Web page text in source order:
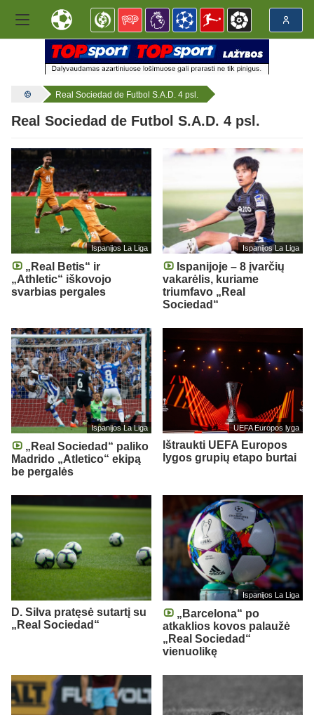
Real Sociedad de Futbol S.A.D. 4 psl.
Real Sociedad de Futbol S.A.D. 4 psl.
Ispanijos La Liga
„Real Betis“ ir
„Athletic“ iškovojo
svarbias pergales
Ispanijos La Liga
Ispanijoje – 8 įvarčių
vakarėlis, kuriame
triumfavo „Real
Sociedad“
Ispanijos La Liga
„Real Sociedad“ paliko
Madrido „Atletico“ ekipą
be pergalės
UEFA Europos lyga
Ištraukti UEFA Europos
lygos grupių etapo burtai
D. Silva pratęsė sutartį su
„Real Sociedad“
Ispanijos La Liga
„Barcelona“ po
atkaklios kovos palaužė
„Real Sociedad“
vienuolikę